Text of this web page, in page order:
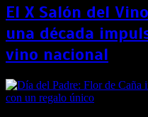
El X Salón del
una década
vino nacional